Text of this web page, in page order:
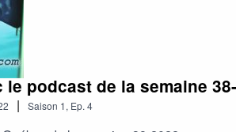
podcast de la semaine
| Saison 1, Ep. 4